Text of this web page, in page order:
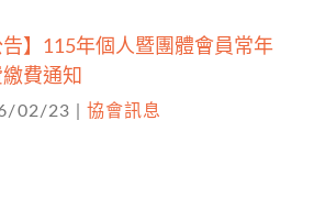
告】115年個人暨團體會員常年
費通知
02/23 協會訊息